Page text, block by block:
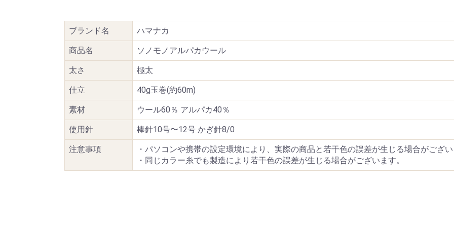
ブランド名 ハマナカ
商品名 ソノモノアルパカウール
太さ 極太
仕立 40g玉巻(約60m)
素材 ウール60％ アルパカ40％
使用針 棒針10号〜12号 かぎ針8/0
注意事項
・パソコンや携帯の設定環境により、実際の商品と若干色の誤差が生じる場合がござ
・同じカラー糸でも製造により若干色の誤差が生じる場合がございます。